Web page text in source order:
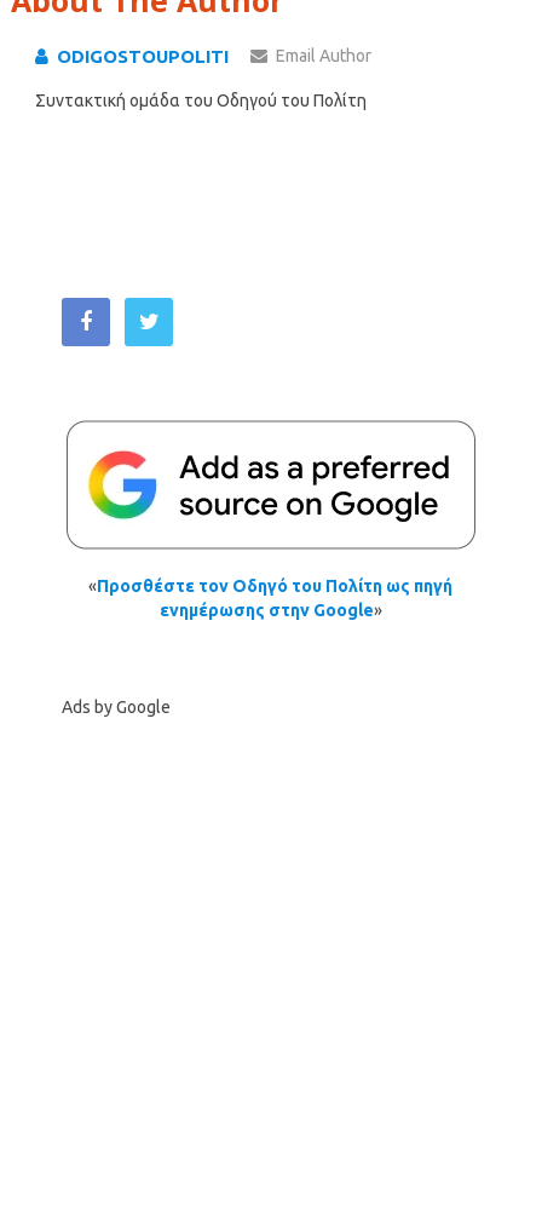
ODIGOSTOUPOLITI Email Author
Συντακτική ομάδα του Οδηγού του Πολίτη
«Προσθέστε τον Οδηγό του Πολίτη ως πηγή
ενημέρωσης στην Google»
Ads by Google